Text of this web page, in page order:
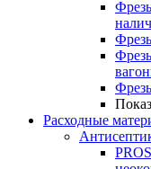
Расходные